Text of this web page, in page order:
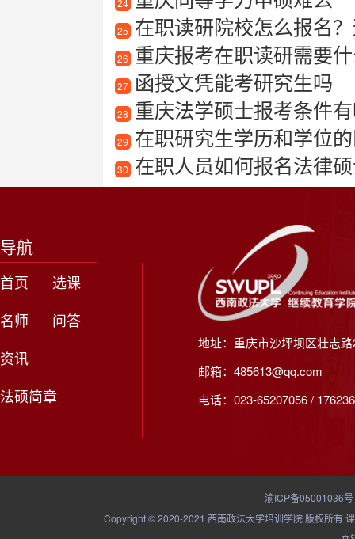
24
25 在职读研院校怎么报名
26 重庆报考在职读研需要
27 函授文凭能考研究生吗
28 重庆法学硕士报考条件
29 在职研究生学历和学位
30 在职人员如何报名法律
导航
首页
选课
名师
问答
资讯
法硕简章
地址：重庆市沙坪坝区壮志
邮箱：485613@qq.com
电话：023-65207056 /
渝ICP备05001036
Copyright © 2020-2021 西南政法大学培训学院 版权所有